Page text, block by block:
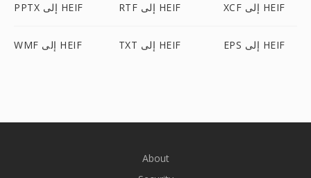
PPTX إلى HEIF RTF إلى HEIF XCF إلى HEIF
WMF إلى HEIF TXT إلى HEIF EPS إلى HEIF
About